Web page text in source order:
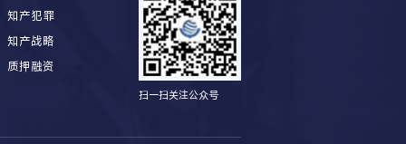
知产犯罪
知产战略
质押融资
扫一扫关注公众号